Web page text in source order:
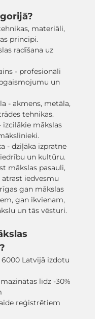
materiāli,
principi.
radīšana uz
- profesionāli
un
- akmens, metāla,
tehnikas.
izcilākie mākslas
- dziļāka izpratne
un kultūru.
mākslas pasauli,
iedvesmu
gan mākslas
gan ikvienam,
un tās vēsturi.
Latvijā izdotu
līdz -30%
reģistrētiem